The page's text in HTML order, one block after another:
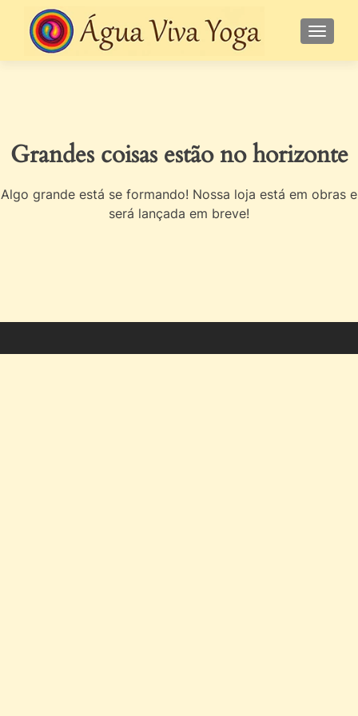
Grandes coisas estão no horizonte
Algo grande está se formando! Nossa loja está em obras e
será lançada em breve!